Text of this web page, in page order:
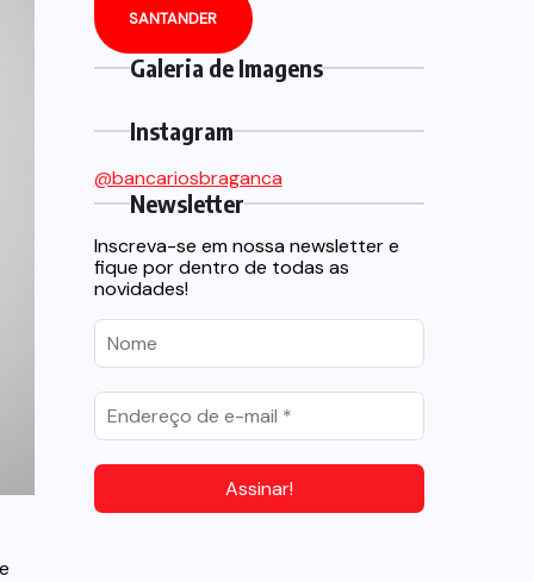
SANTANDER
Galeria de Imagens
Instagram
@bancariosbraganca
Newsletter
Inscreva-se em nossa newsletter e
fique por dentro de todas as
novidades!